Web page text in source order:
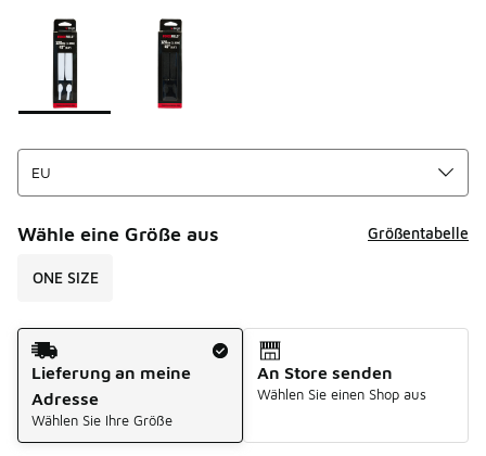
Seite 1 von 1 zeigt die Farben 1 bis 2 von 2 an.
Bitte wählen Sie einen Stil aus
Wähle eine Größe aus Größentabelle
ONE SIZE
Versandart
Lieferung an meine
Adresse
Wählen Sie Ihre Größe
An Store senden
Wählen Sie einen Shop aus